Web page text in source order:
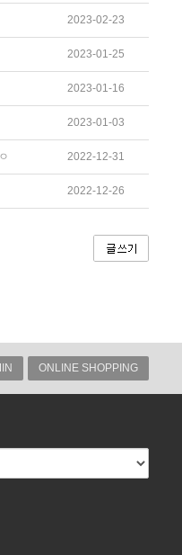
2023-02-23
2023-01-25
2023-01-16
2023-01-03
2022-12-31
2022-12-26
ONLINE SHOPPING